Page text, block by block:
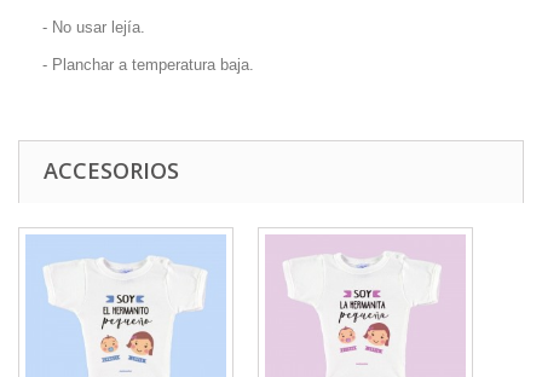
- No usar lejía.
- Planchar a temperatura baja.
ACCESORIOS